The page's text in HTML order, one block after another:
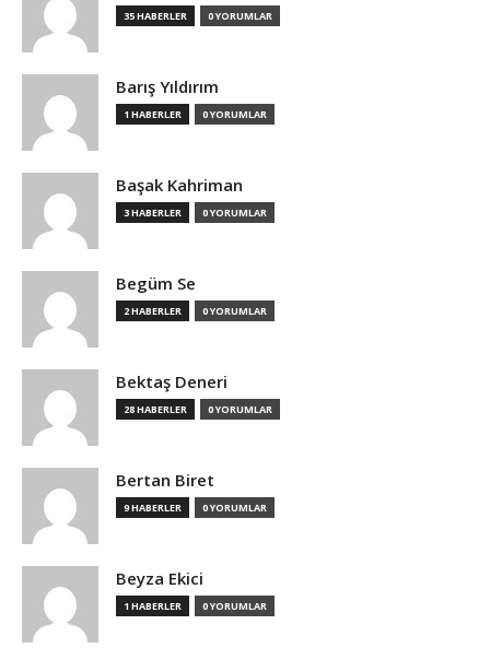
35 HABERLER 0 YORUMLAR
Barış Yıldırım
1 HABERLER 0 YORUMLAR
Başak Kahriman
3 HABERLER 0 YORUMLAR
Begüm Se
2 HABERLER 0 YORUMLAR
Bektaş Deneri
28 HABERLER 0 YORUMLAR
Bertan Biret
9 HABERLER 0 YORUMLAR
Beyza Ekici
1 HABERLER 0 YORUMLAR